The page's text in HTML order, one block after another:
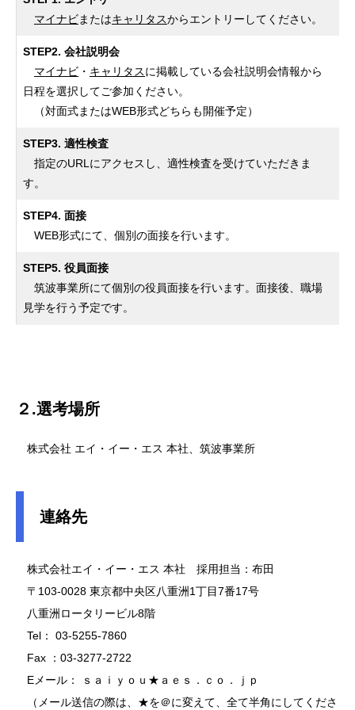
マイナビまたはキャリタスからエントリーしてください。
STEP2. 会社説明会
マイナビ ・ キャリタスに掲載している会社説明会情報から
日程を選択してご参加ください。
（対面式またはWEB形式どちらも開催予定）
STEP3. 適性検査
指定のURLにアクセスし、適性検査を受けていただきま
す。
STEP4. 面接
WEB形式にて、個別の面接を行います。
STEP5. 役員面接
筑波事業所にて個別の役員面接を行います。面接後、職場
見学を行う予定です。
２.選考場所
株式会社 エイ・イー・エス 本社、筑波事業所
連絡先
株式会社エイ・イー・エス 本社 採用担当：布田
〒103-0028 東京都中央区八重洲1丁目7番17号
八重洲ロータリービル8階
Tel： 03-5255-7860
Fax ：03-3277-2722
Eメール： ｓａｉｙｏｕ★ａｅｓ．ｃｏ．ｊｐ
（メール送信の際は、★を＠に変えて、全て半角にしてくださ